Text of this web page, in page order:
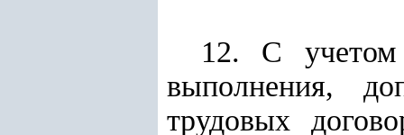
12. С учетом
выполнения,
трудовых